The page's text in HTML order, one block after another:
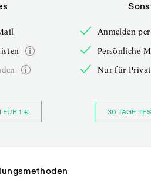
FÜR 1 €
Anmelden
Persönliche
Nur für
30 TAGE